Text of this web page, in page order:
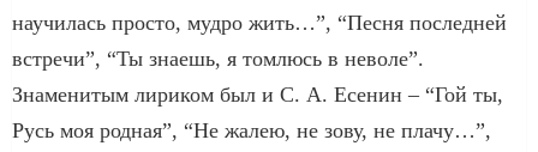
научилась просто, мудро жить…”, “Песня последней
встречи”, “Ты знаешь, я томлюсь в неволе”.
Знаменитым лириком был и С. А. Есенин – “Гой ты,
Русь моя родная”, “Не жалею, не зову, не плачу…”,